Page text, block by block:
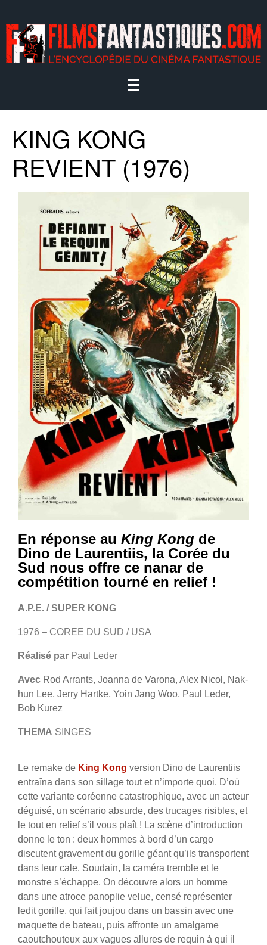
KING KONG
REVIENT (1976)
En réponse au King Kong de
Dino de Laurentiis, la Corée du
Sud nous offre ce nanar de
compétition tourné en relief !
A.P.E. / SUPER KONG
1976 – COREE DU SUD / USA
Réalisé par Paul Leder
Avec Rod Arrants, Joanna de Varona, Alex Nicol, Nak-
hun Lee, Jerry Hartke, Yoin Jang Woo, Paul Leder,
Bob Kurez
THEMA SINGES
Le remake de King Kong version Dino de Laurentiis
entraîna dans son sillage tout et n’importe quoi. D’où
cette variante coréenne catastrophique, avec un acteur
déguisé, un scénario absurde, des trucages risibles, et
le tout en relief s’il vous plaît ! La scène d’introduction
donne le ton : deux hommes à bord d’un cargo
discutent gravement du gorille géant qu’ils transportent
dans leur cale. Soudain, la caméra tremble et le
monstre s’échappe. On découvre alors un homme
dans une atroce panoplie velue, censé représenter
ledit gorille, qui fait joujou dans un bassin avec une
maquette de bateau, puis affronte un amalgame
caoutchouteux aux vagues allures de requin à qui il